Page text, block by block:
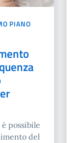
PIANO
possibile
del